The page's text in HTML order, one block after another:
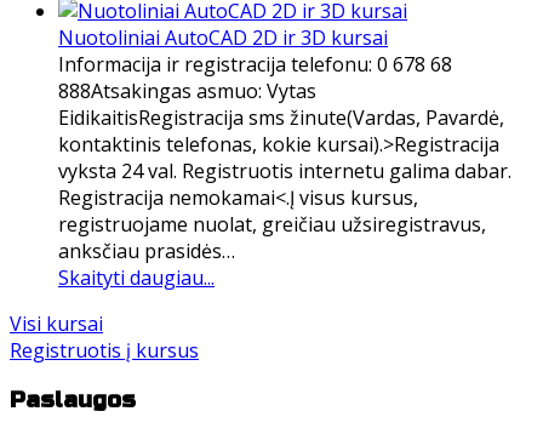
Nuotoliniai AutoCAD 2D ir 3D kursai
Informacija ir registracija telefonu: 0 678 68
888Atsakingas asmuo: Vytas
EidikaitisRegistracija sms žinute(Vardas, Pavardė,
kontaktinis telefonas, kokie kursai).>Registracija
vyksta 24 val. Registruotis internetu galima dabar.
Registracija nemokamai<.Į visus kursus,
registruojame nuolat, greičiau užsiregistravus,
anksčiau prasidės…
Skaityti daugiau...
Visi kursai
Registruotis į kursus
Paslaugos